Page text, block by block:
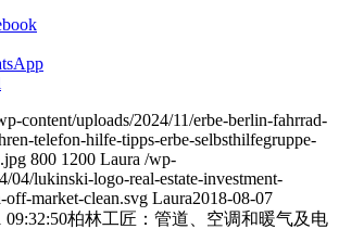
content/uploads/2024/11/erbe-berlin-fahrrad-
telefon-hilfe-tipps-erbe-selbsthilfegruppe-
800 1200 Laura /wp-
04/lukinski-logo-real-estate-investment-
off-market-clean.svg Laura2018-08-07
09:32:50柏林工匠：管道、空调和暖气及电